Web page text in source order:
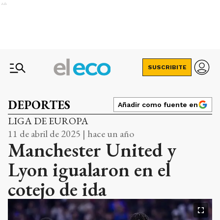
Ads
SUSCRIBITE
DEPORTES Añadir como fuente en
LIGA DE EUROPA
11 de abril de 2025 | hace un año
Manchester United y
Lyon igualaron en el
cotejo de ida